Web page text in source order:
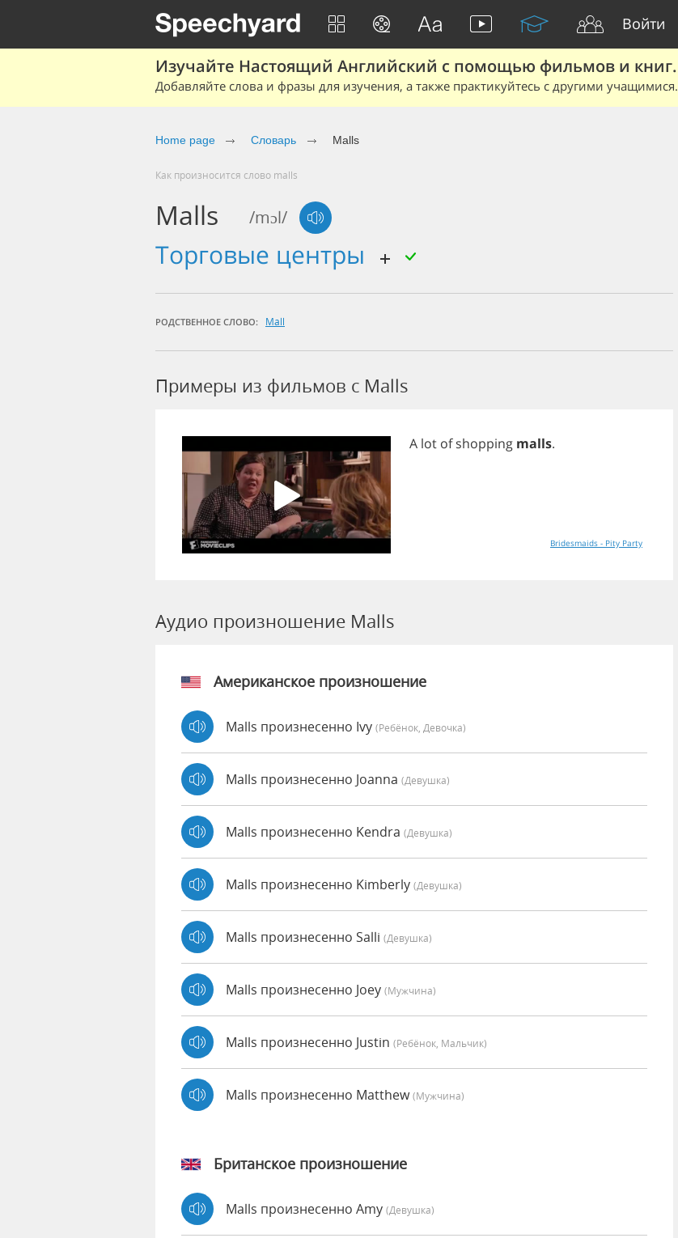
Войти
Изучайте Настоящий Английский с помощью фильмов и книг.
Добавляйте слова и фразы для изучения, а также практикуйтесь с другими учащимися.
Home page Словарь Malls
Как произносится слово malls
Malls /mɔl/
торговые центры
РОДСТВЕННОЕ СЛОВО: Mall
Примеры из фильмов c Malls
A lot of shopping malls.
Bridesmaids - Pity Party
Аудио произношение Malls
Американское произношение
Malls произнесенно Ivy (Ребёнок, Девочка)
Malls произнесенно Joanna (девушка)
Malls произнесенно Kendra (девушка)
Malls произнесенно Kimberly (девушка)
Malls произнесенно Salli (девушка)
Malls произнесенно Joey (мужчина)
Malls произнесенно Justin (Ребёнок, Мальчик)
Malls произнесенно Matthew(мужчина)
Британское произношение
Malls произнесенно Amy (девушка)